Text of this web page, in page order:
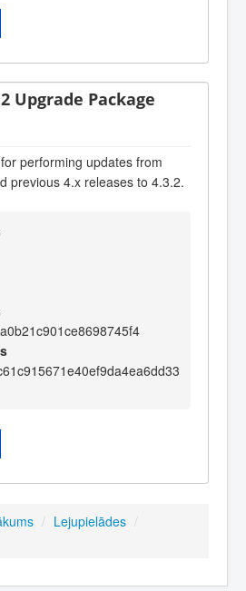
Upgrade Package
performing updates from
previous 4.x releases to 4.3.2.
/ Lejupielādes /